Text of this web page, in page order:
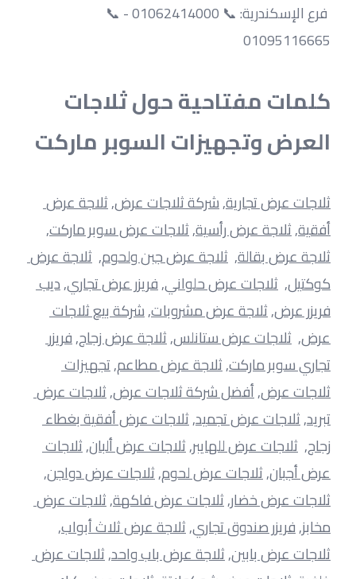
01095116665
العرض وتجهيزات السوبر ماركت
ثلاجات عرض تجارية, شركة ثلاجات عرض,
ثلاجة عرض
أفقية, ثلاجة عرض رأسية, ثلاجات عرض سوبر ماركت,
ثلاجة عرض بقالة, ثلاجة عرض جبن ولحوم,
ثلاجة عرض
كوكتيل, ثلاجات عرض حلواني, فريزر عرض تجاري,
ديب
فريزر عرض, ثلاجة عرض مشروبات,
شركة بيع ثلاجات
عرض, ثلاجات عرض ستانلس, ثلاجة عرض زجاج,
فريزر
تجاري سوبر ماركت, ثلاجة عرض مطاعم,
تجهيزات
ثلاجات عرض, أفضل شركة ثلاجات عرض,
ثلاجات عرض
تبريد, ثلاجات عرض تجميد,
ثلاجات عرض أفقية بغطاء
زجاج, ثلاجات عرض للهايبر, ثلاجات عرض ألبان,
ثلاجات
عرض أجبان, ثلاجات عرض لحوم, ثلاجات عرض دواجن,
ثلاجات عرض خضار, ثلاجات عرض فاكهة,
ثلاجات عرض
مخابز, فريزر صندوق تجاري, ثلاجة عرض ثلاث أبواب,
ثلاجات عرض بابين, ثلاجة عرض باب واحد,
ثلاجات عرض